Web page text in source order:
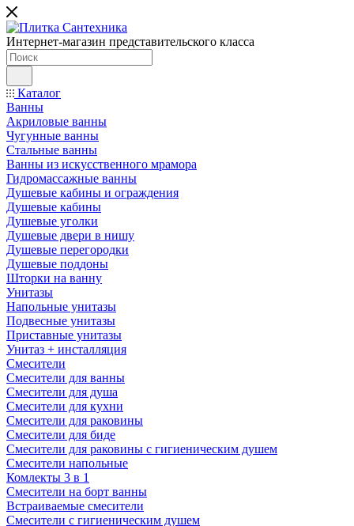
Интернет-магазин представительского класса
Каталог
Ванны
Акриловые ванны
Чугунные ванны
Стальные ванны
Ванны из искусственного мрамора
Гидромассажные ванны
Душевые кабины и ограждения
Душевые кабины
Душевые уголки
Душевые двери в нишу
Душевые перегородки
Душевые поддоны
Шторки на ванну
Унитазы
Напольные унитазы
Подвесные унитазы
Приставные унитазы
Унитаз + инсталляция
Смесители
Смесители для ванны
Смесители для душа
Смесители для кухни
Смесители для раковины
Смесители для биде
Смесители для раковины с гигиеническим душем
Смесители напольные
Комлекты 3 в 1
Смесители на борт ванны
Встраиваемые смесители
Смесители с гигиеническим душем